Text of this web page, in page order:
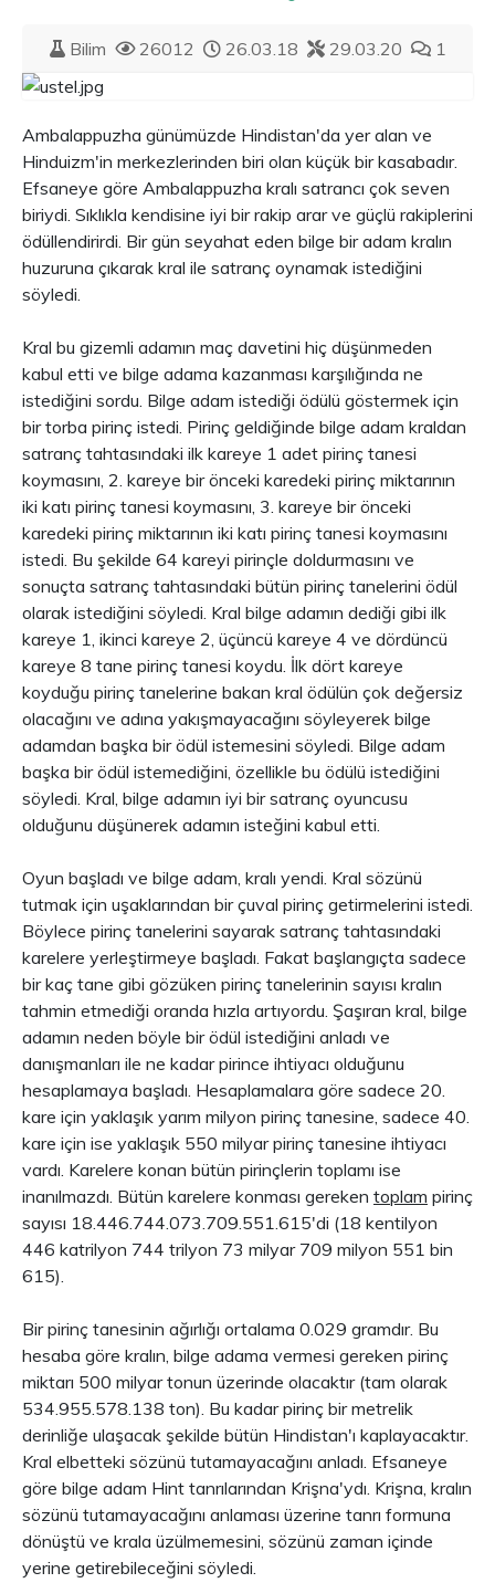
Bilim 26012 26.03.18 29.03.20 1
Ambalappuzha günümüzde Hindistan'da yer alan ve
Hinduizm'in merkezlerinden biri olan küçük bir kasabadır.
Efsaneye göre Ambalappuzha kralı satrancı çok seven
biriydi. Sıklıkla kendisine iyi bir rakip arar ve güçlü rakiplerini
ödüllendirirdi. Bir gün seyahat eden bilge bir adam kralın
huzuruna çıkarak kral ile satranç oynamak istediğini
söyledi.
Kral bu gizemli adamın maç davetini hiç düşünmeden
kabul etti ve bilge adama kazanması karşılığında ne
istediğini sordu. Bilge adam istediği ödülü göstermek için
bir torba pirinç istedi. Pirinç geldiğinde bilge adam kraldan
satranç tahtasındaki ilk kareye 1 adet pirinç tanesi
koymasını, 2. kareye bir önceki karedeki pirinç miktarının
iki katı pirinç tanesi koymasını, 3. kareye bir önceki
karedeki pirinç miktarının iki katı pirinç tanesi koymasını
istedi. Bu şekilde 64 kareyi pirinçle doldurmasını ve
sonuçta satranç tahtasındaki bütün pirinç tanelerini ödül
olarak istediğini söyledi. Kral bilge adamın dediği gibi ilk
kareye 1, ikinci kareye 2, üçüncü kareye 4 ve dördüncü
kareye 8 tane pirinç tanesi koydu. İlk dört kareye
koyduğu pirinç tanelerine bakan kral ödülün çok değersiz
olacağını ve adına yakışmayacağını söyleyerek bilge
adamdan başka bir ödül istemesini söyledi. Bilge adam
başka bir ödül istemediğini, özellikle bu ödülü istediğini
söyledi. Kral, bilge adamın iyi bir satranç oyuncusu
olduğunu düşünerek adamın isteğini kabul etti.
Oyun başladı ve bilge adam, kralı yendi. Kral sözünü
tutmak için uşaklarından bir çuval pirinç getirmelerini istedi.
Böylece pirinç tanelerini sayarak satranç tahtasındaki
karelere yerleştirmeye başladı. Fakat başlangıçta sadece
bir kaç tane gibi gözüken pirinç tanelerinin sayısı kralın
tahmin etmediği oranda hızla artıyordu. Şaşıran kral, bilge
adamın neden böyle bir ödül istediğini anladı ve
danışmanları ile ne kadar pirince ihtiyacı olduğunu
hesaplamaya başladı. Hesaplamalara göre sadece 20.
kare için yaklaşık yarım milyon pirinç tanesine, sadece 40.
kare için ise yaklaşık 550 milyar pirinç tanesine ihtiyacı
vardı. Karelere konan bütün pirinçlerin toplamı ise
inanılmazdı. Bütün karelere konması gereken toplam pirinç
sayısı 18.446.744.073.709.551.615'di (18 kentilyon
446 katrilyon 744 trilyon 73 milyar 709 milyon 551 bin
615).
Bir pirinç tanesinin ağırlığı ortalama 0.029 gramdır. Bu
hesaba göre kralın, bilge adama vermesi gereken pirinç
miktarı 500 milyar tonun üzerinde olacaktır (tam olarak
534.955.578.138 ton). Bu kadar pirinç bir metrelik
derinliğe ulaşacak şekilde bütün Hindistan'ı kaplayacaktır.
Kral elbetteki sözünü tutamayacağını anladı. Efsaneye
göre bilge adam Hint tanrılarından Krişna'ydı. Krişna, kralın
sözünü tutamayacağını anlaması üzerine tanrı formuna
dönüştü ve krala üzülmemesini, sözünü zaman içinde
yerine getirebileceğini söyledi.